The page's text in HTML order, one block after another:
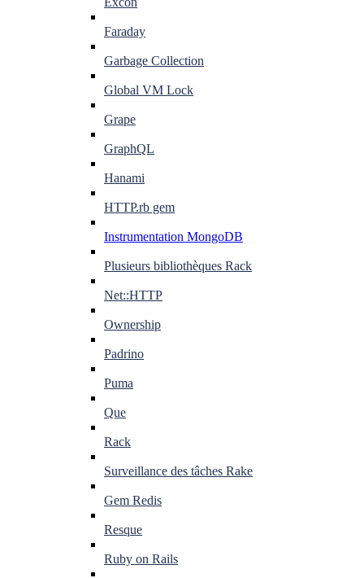
Faraday
Garbage Collection
Global VM Lock
Grape
GraphQL
Hanami
HTTP.rb gem
Instrumentation MongoDB
Plusieurs bibliothèques Rack
Net::HTTP
Ownership
Padrino
Puma
Que
Rack
Surveillance des tâches Rake
Gem Redis
Resque
Ruby on Rails